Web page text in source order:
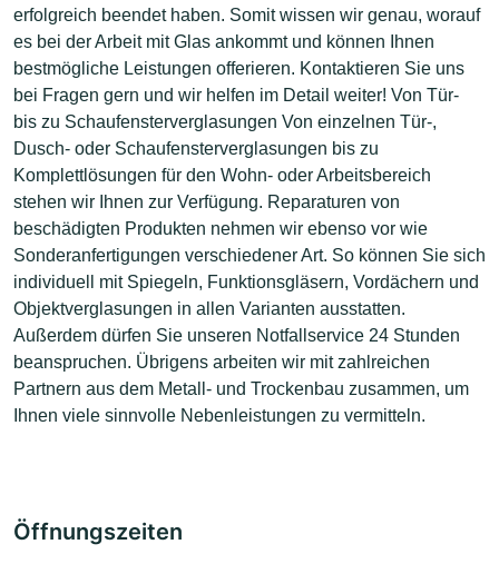
erfolgreich beendet haben. Somit wissen wir genau, worauf
es bei der Arbeit mit Glas ankommt und können Ihnen
bestmögliche Leistungen offerieren. Kontaktieren Sie uns
bei Fragen gern und wir helfen im Detail weiter! Von Tür-
bis zu Schaufensterverglasungen Von einzelnen Tür-,
Dusch- oder Schaufensterverglasungen bis zu
Komplettlösungen für den Wohn- oder Arbeitsbereich
stehen wir Ihnen zur Verfügung. Reparaturen von
beschädigten Produkten nehmen wir ebenso vor wie
Sonderanfertigungen verschiedener Art. So können Sie sich
individuell mit Spiegeln, Funktionsgläsern, Vordächern und
Objektverglasungen in allen Varianten ausstatten.
Außerdem dürfen Sie unseren Notfallservice 24 Stunden
beanspruchen. Übrigens arbeiten wir mit zahlreichen
Partnern aus dem Metall- und Trockenbau zusammen, um
Ihnen viele sinnvolle Nebenleistungen zu vermitteln.
Öffnungszeiten